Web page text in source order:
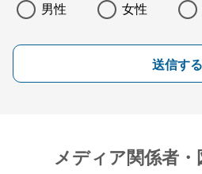
男性 女性
送信する
メディア関係者・